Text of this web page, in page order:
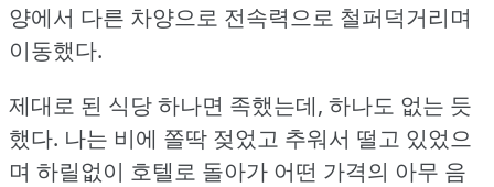
양에서 다른 차양으로 전속력으로 철퍼덕거리며
이동했다.
제대로 된 식당 하나면 족했는데, 하나도 없는 듯
했다. 나는 비에 쫄딱 젖었고 추워서 떨고 있었으
며 하릴없이 호텔로 돌아가 어떤 가격의 아무 음